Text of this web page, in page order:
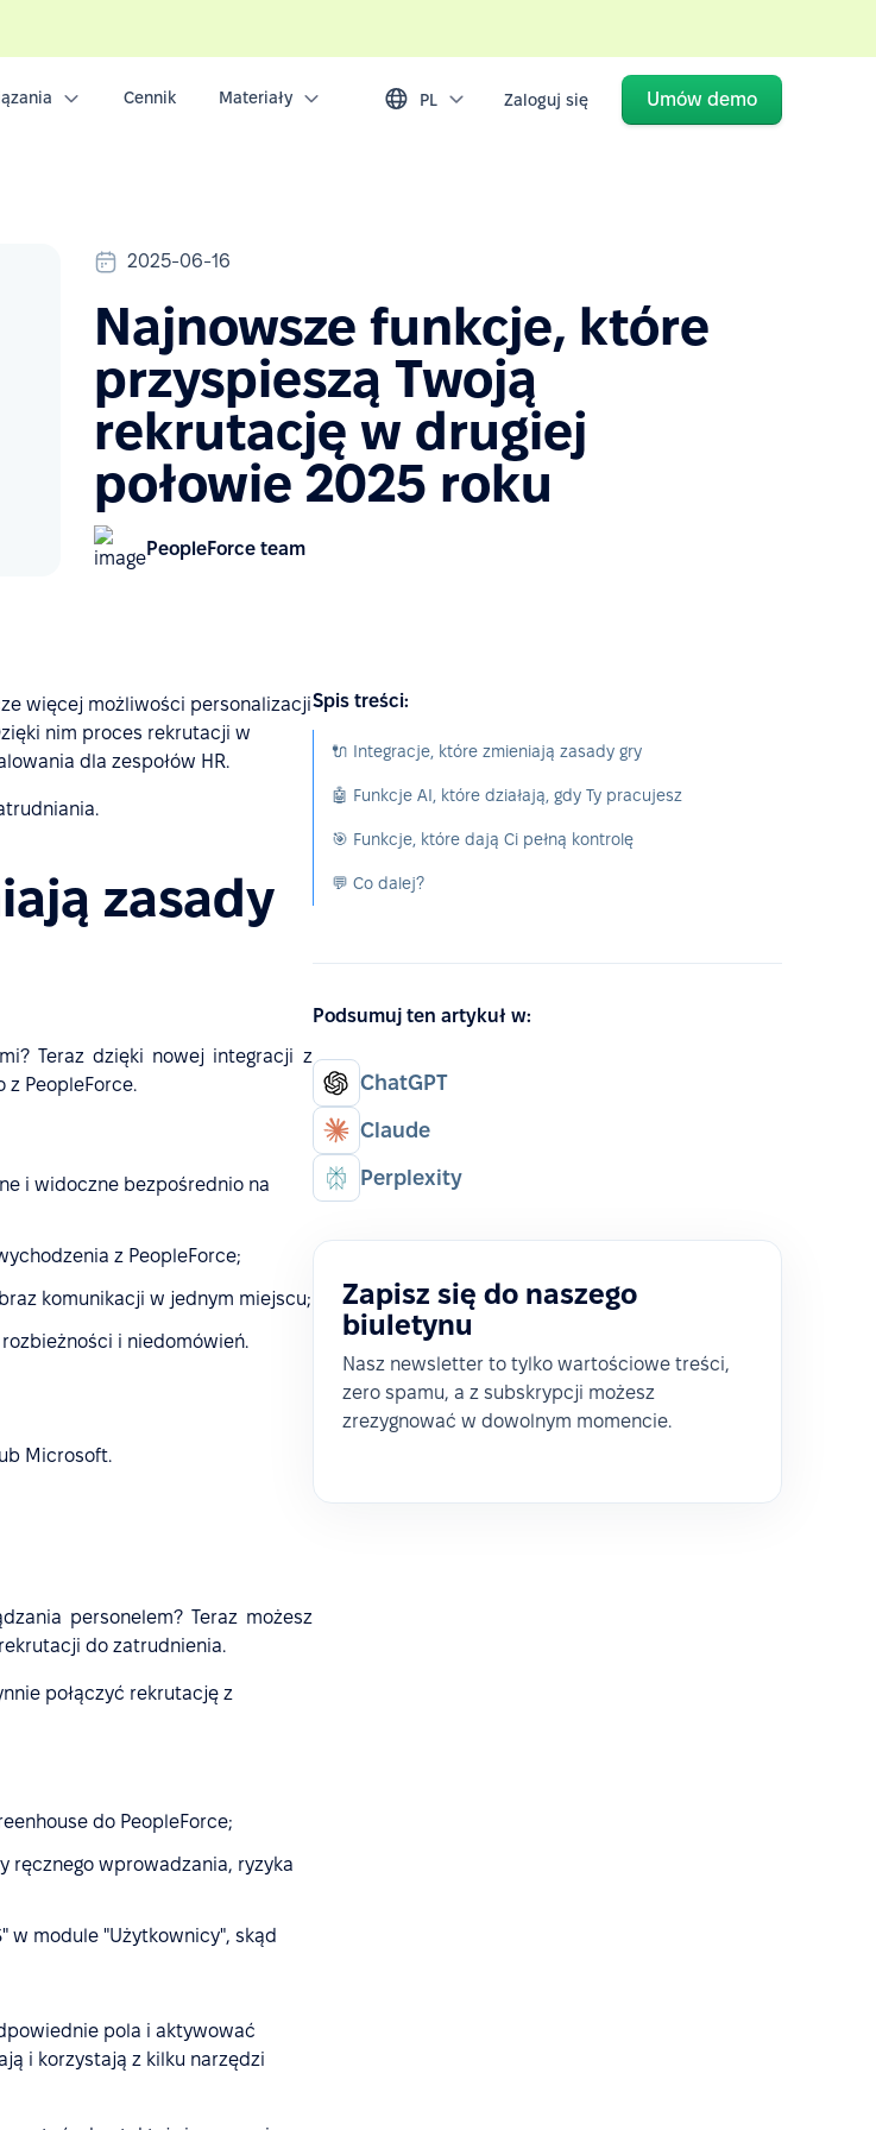
Cennik Materiały PL Zaloguj się Umów demo
2025-06-16
Najnowsze funkcje, które
przyspieszą Twoją
rekrutację w drugiej
połowie 2025 roku
PeopleForce team
więcej możliwości personalizacji
nim proces rekrutacji w
dla zespołów HR.
zasady
Teraz dzięki nowej integracji z
PeopleForce.
i widoczne bezpośrednio na
z PeopleForce;
komunikacji w jednym miejscu;
i niedomówień.
Microsoft.
personelem? Teraz możesz
do zatrudnienia.
połączyć rekrutację z
do PeopleForce;
ręcznego wprowadzania, ryzyka
w module "Użytkownicy", skąd
pola i aktywować
i korzystają z kilku narzędzi
Spis treści:
🔌 Integracje, które zmieniają zasady gry
🤖 Funkcje AI, które działają, gdy Ty pracujesz
🎯 Funkcje, które dają Ci pełną kontrolę
💬 Co dalej?
Podsumuj ten artykuł w:
ChatGPT
Claude
Perplexity
Zapisz się do naszego
biuletynu
Nasz newsletter to tylko wartościowe treści,
zero spamu, a z subskrypcji możesz
zrezygnować w dowolnym momencie.